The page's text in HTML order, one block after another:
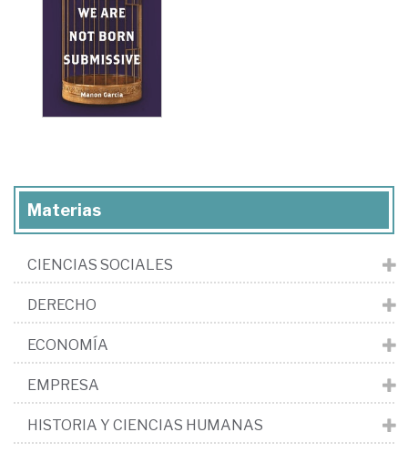
Materias
CIENCIAS SOCIALES
DERECHO
ECONOMÍA
EMPRESA
HISTORIA Y CIENCIAS HUMANAS